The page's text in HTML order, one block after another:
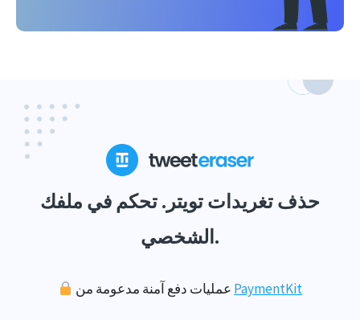
حذف تغريدات تويتر. تحكم في ملفك
الشخصي.
PaymentKit